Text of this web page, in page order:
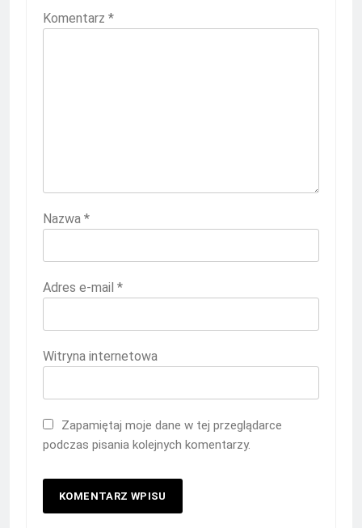
Komentarz *
Nazwa *
Adres e-mail *
Witryna internetowa
Zapamiętaj moje dane w tej przeglądarce
podczas pisania kolejnych komentarzy.